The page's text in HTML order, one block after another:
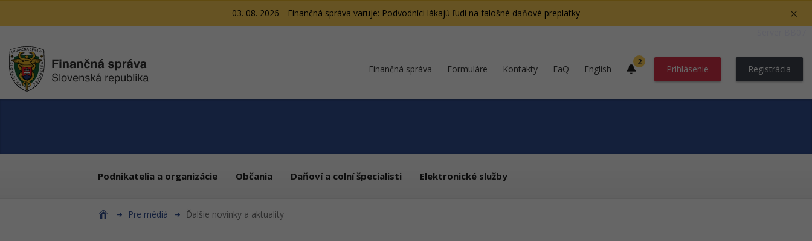
03. 08. 2026
Finančná správa varuje: Podvodníci lákajú ľudí na falošné daňové preplatky
Finančná správa Formuláre Kontakty FaQ English
2
Prihlásenie Registrácia
Podnikatelia a organizácie Občania Daňoví a colní špecialisti Elektronické služby
Pre médiá Ďalšie novinky a aktuality